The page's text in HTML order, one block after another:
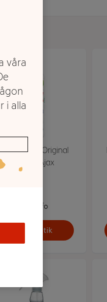
Fönsterputs Original
500ml Ajax
Mer info
Välj butik
våra
i alla